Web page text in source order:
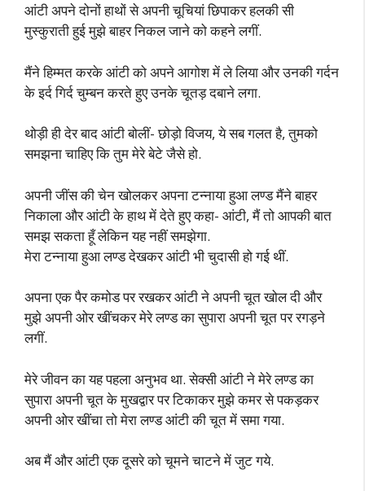
आंटी अपने दोनों हाथों से अपनी चूचियां छिपाकर हलकी सी
मुस्कुराती हुई मुझे बाहर निकल जाने को कहने लगीं.
मैंने हिम्मत करके आंटी को अपने आगोश में ले लिया और उनकी गर्दन
के इर्द गिर्द चुम्बन करते हुए उनके चूतड़ दबाने लगा.
थोड़ी ही देर बाद आंटी बोलीं- छोड़ो विजय, ये सब गलत है, तुमको
समझना चाहिए कि तुम मेरे बेटे जैसे हो.
अपनी जींस की चेन खोलकर अपना टन्नाया हुआ लण्ड मैंने बाहर
निकाला और आंटी के हाथ में देते हुए कहा- आंटी, मैं तो आपकी बात
समझ सकता हूँ लेकिन यह नहीं समझेगा.
मेरा टन्नाया हुआ लण्ड देखकर आंटी भी चुदासी हो गई थीं.
अपना एक पैर कमोड पर रखकर आंटी ने अपनी चूत खोल दी और
मुझे अपनी ओर खींचकर मेरे लण्ड का सुपारा अपनी चूत पर रगड़ने
लगीं.
मेरे जीवन का यह पहला अनुभव था. सेक्सी आंटी ने मेरे लण्ड का
सुपारा अपनी चूत के मुखद्वार पर टिकाकर मुझे कमर से पकड़कर
अपनी ओर खींचा तो मेरा लण्ड आंटी की चूत में समा गया.
अब मैं और आंटी एक दूसरे को चूमने चाटने में जुट गये.